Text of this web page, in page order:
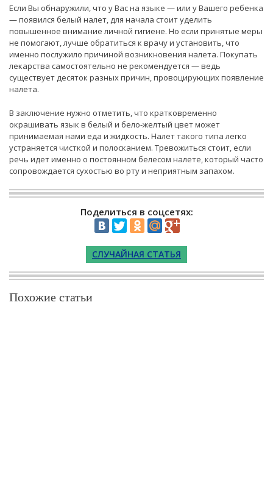
Если Вы обнаружили, что у Вас на языке — или у Вашего ребенка
— появился белый налет, для начала стоит уделить
повышенное внимание личной гигиене. Но если принятые меры
не помогают, лучше обратиться к врачу и установить, что
именно послужило причиной возникновения налета. Покупать
лекарства самостоятельно не рекомендуется — ведь
существует десяток разных причин, провоцирующих появление
налета.
В заключение нужно отметить, что кратковременно
окрашивать язык в белый и бело-желтый цвет может
принимаемая нами еда и жидкость. Налет такого типа легко
устраняется чисткой и полосканием. Тревожиться стоит, если
речь идет именно о постоянном белесом налете, который часто
сопровождается сухостью во рту и неприятным запахом.
Поделиться в соцсетях:
СЛУЧАЙНАЯ СТАТЬЯ
Похожие статьи